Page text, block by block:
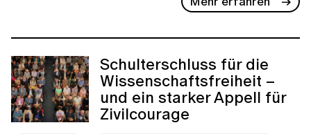
Schulterschluss für die
Wissenschaftsfreiheit –
und ein starker Appell für
Zivilcourage